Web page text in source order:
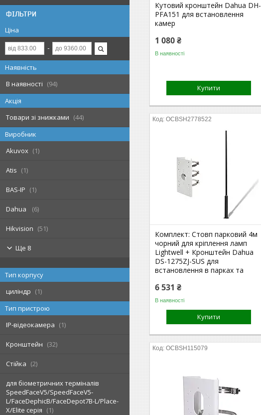
ФІЛЬТРИ
Ціна
Наявність
В наявності
94
Акція
Товари зі знижками
44
Виробник
Akuvox
1
Atis 1
BAS-IP 1
Dahua 6
Hikvision 51
Ще 8
Тип корпусу
циліндр
1
Тип пристрою
IP-відеокамера
1
Кронштейн 32
Стійка 2
для біометричних терміналів
SpeedFaceV5/SpeedFaceV5-
L/FaceDephicB/FaceDepot7B-L/Place-
X/Elite серія
1
Кутовий кронштейн Dahua DH-
PFA151 для встановлення
камер
1 080 ₴
В наявності
Купити
OCBSH2778522
Комплект: Стовп парковий 4м
чорний для кріплення ламп
Lightwell + Кронштейн Dahua
DS-1275ZJ-SUS для
встановлення в парках та
6 531 ₴
В наявності
Купити
OCBSH115079